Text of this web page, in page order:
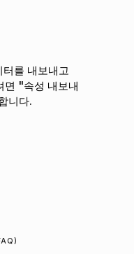
를 내보내고
면 "속성 내보내
니다.